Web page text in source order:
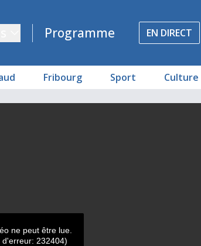
Programme EN DIRECT
Fribourg Sport Culture
ne peut être lue.
d'erreur: 232404)